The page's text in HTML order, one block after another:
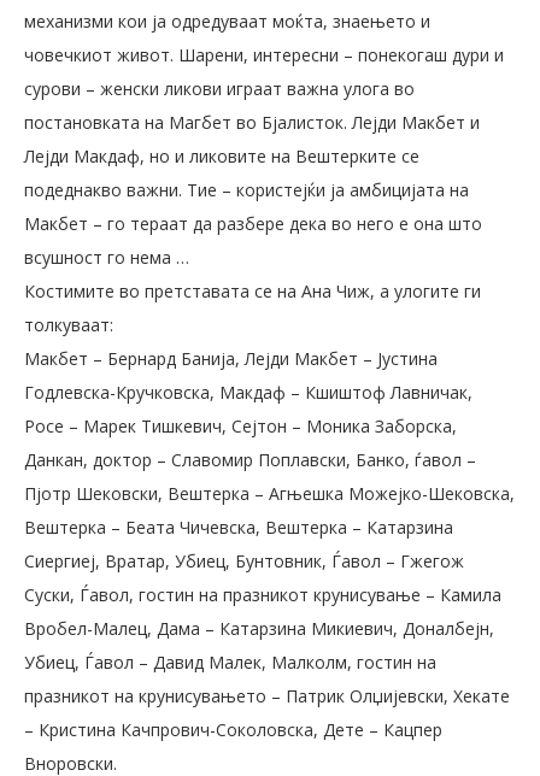
механизми кои ја одредуваат моќта, знаењето и
човечкиот живот. Шарени, интересни – понекогаш дури и
сурови – женски ликови играат важна улога во
постановката на Магбет во Бјалисток. Лејди Макбет и
Лејди Макдаф, но и ликовите на Вештерките се
подеднакво важни. Тие – користејќи ја амбицијата на
Макбет – го тераат да разбере дека во него е она што
всушност го нема …
Костимите во претставата се на Ана Чиж, а улогите ги
толкуваат:
Макбет – Бернард Банија, Лејди Макбет – Јустина
Годлевска-Кручковска, Макдaф – Кшиштоф Лавничак,
Росе – Марек Тишкевич, Сејтон – Моника Заборска,
Данкан, доктор – Славомир Поплавски, Банко, ѓавол –
Пјотр Шековски, Вештерка – Агњешка Можејко-Шековска,
Вештерка – Беата Чичевска, Вештерка – Катарзина
Сиергиеј, Вратар, Убиец, Бунтовник, Ѓавол – Гжегож
Суски, Ѓавол, гостин на празникот крунисување – Камила
Вробел-Малец, Дама – Катарзина Микиевич, Доналбејн,
Убиец, Ѓавол – Давид Малек, Малколм, гостин на
празникот на крунисувањето – Патрик Олџијевски, Хекате
– Кристина Качпрович-Соколовска, Дете – Кацпер
Вноровски.